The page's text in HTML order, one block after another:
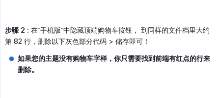
步骤 2 : 在“手机版”中隐藏顶端购物车按钮， 到同样的文件档里大约
第 82 行，删除以下灰色部分代码 > 储存即可！
如果您的主题没有购物车字样，你只需要找到前端有红点的行来
删除。